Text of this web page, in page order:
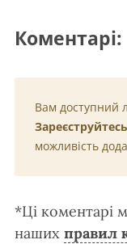
Коментарі:
Вам доступний
Зареєструйтесь
можливість
*Ці коментарі
наших правил